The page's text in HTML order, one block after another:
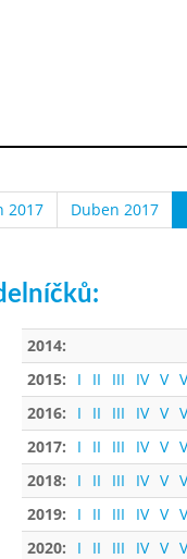
2017 Duben 2017
2014:
2015:
I II III IV V
2016:
I II III IV V
2017:
I II III IV V
2018:
I II III IV V
2019:
I II III IV V
2020:
I II III IV V